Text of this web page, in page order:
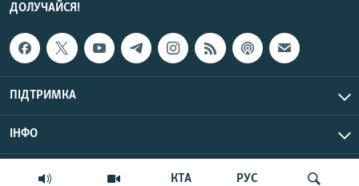
КТА РУС
ДОЛУЧАЙСЯ!
ПІДТРИМКА
ІНФО
© Крим.Реалії, 2026 | Усі права застережено.